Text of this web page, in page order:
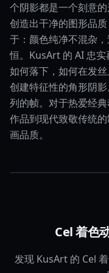
个阴影都是一个刻意
创造出干净的图形品
于：颜色纯净不混杂
恒。KusArt 的 AI 忠
如何落下，如何在发
创建特征性的角形阴
列的帧。对于热爱经
作品到现代致敬传统
画品质。
Cel 着色
发现 KusArt 的 Cel